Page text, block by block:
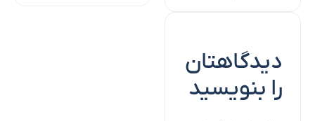
دیدگاهتان
را بنویسید